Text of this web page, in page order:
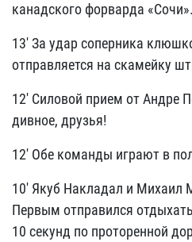
канадского форварда «Сочи».
13' За удар соперника
отправляется на скамейку
12' Силовой прием от Андре
дивное, друзья!
12' Обе команды играют в
10' Якуб Накладал и Михаил
Первым отправился
10 секунд по проторенной